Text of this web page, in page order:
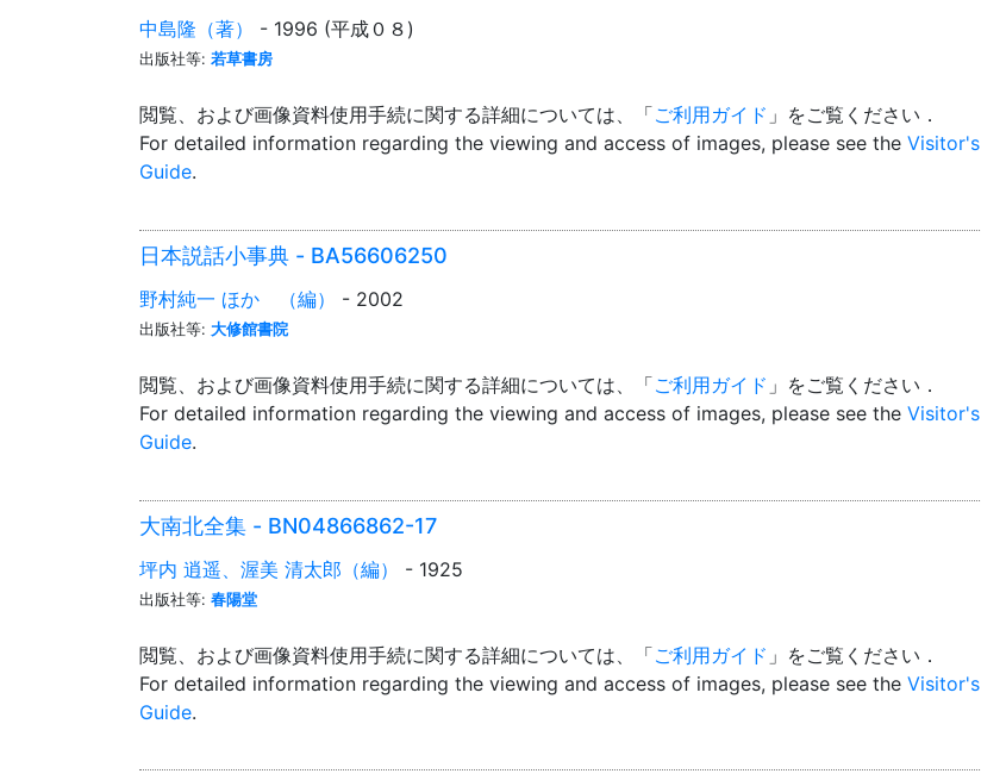
中島隆（著） - 1996 (平成０８)
出版社等: 若草書房
閲覧、および画像資料使用手続に関する詳細については、「ご利用ガイド 」をご覧ください．
For detailed information regarding the viewing and access of images, please see the Visitor's
Guide.
日本説話小事典 - BA56606250
野村純一 ほか （編） - 2002
出版社等: 大修館書院
閲覧、および画像資料使用手続に関する詳細については、「ご利用ガイド 」をご覧ください．
For detailed information regarding the viewing and access of images, please see the Visitor's
Guide.
大南北全集 - BN04866862-17
坪内 逍遥、渥美 清太郎（編） - 1925
出版社等: 春陽堂
閲覧、および画像資料使用手続に関する詳細については、「ご利用ガイド 」をご覧ください．
For detailed information regarding the viewing and access of images, please see the Visitor's
Guide.